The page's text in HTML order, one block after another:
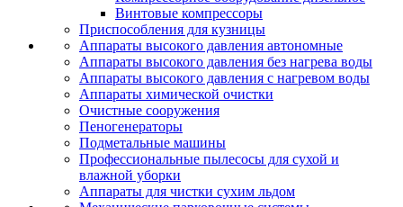
Винтовые компрессоры
Приспособления для кузницы
Аппараты высокого давления автономные
Аппараты высокого давления без нагрева воды
Аппараты высокого давления с нагревом воды
Аппараты химической очистки
Очистные сооружения
Пеногенераторы
Подметальные машины
Профессиональные пылесосы для сухой и
влажной уборки
Аппараты для чистки сухим льдом